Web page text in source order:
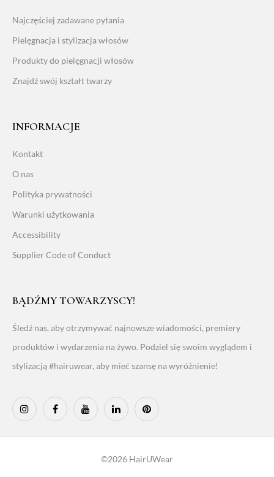
Najczęściej zadawane pytania
Pielęgnacja i stylizacja włosów
Produkty do pielęgnacji włosów
Znajdź swój kształt twarzy
INFORMACJE
Kontakt
O nas
Polityka prywatności
Warunki użytkowania
Accessibility
Supplier Code of Conduct
BĄDŹMY TOWARZYSCY!
Śledź nas, aby otrzymywać najnowsze wiadomości, premiery
produktów i wydarzenia na żywo. Podziel się swoim wyglądem i
stylizacją #hairuwear, aby mieć szansę na wyróżnienie!
©2026 HairUWear